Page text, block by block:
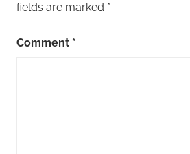
fields are marked *
Comment *